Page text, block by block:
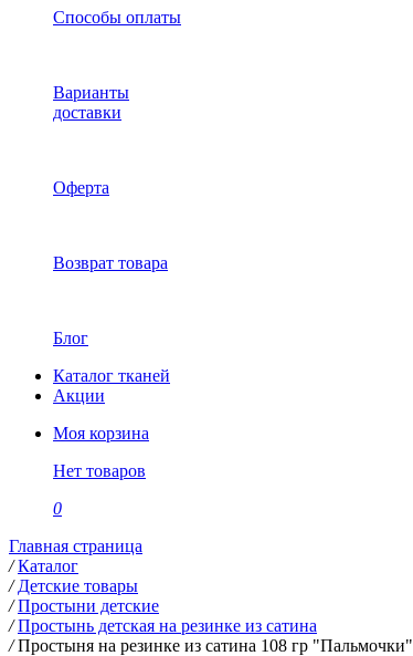
Способы оплаты
Варианты
доставки
Оферта
Возврат товара
Блог
Каталог тканей
Акции
Моя корзина
Нет товаров
0
Главная страница
/ Каталог
/ Детские товары
/ Простыни детские
/ Простынь детская на резинке из сатина
/ Простыня на резинке из сатина 108 гр "Пальмочки"